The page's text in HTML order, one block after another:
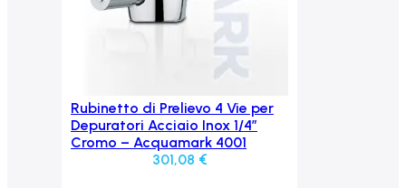
Aggiungi al carrello
Rubinetto di Prelievo 4 Vie per
Depuratori Acciaio Inox 1/4″
Cromo – Acquamark 4001
301,08 €